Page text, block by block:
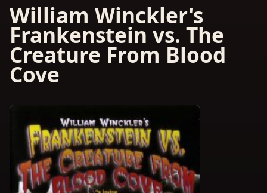
William Winckler's
Frankenstein vs. The
Creature From Blood
Cove